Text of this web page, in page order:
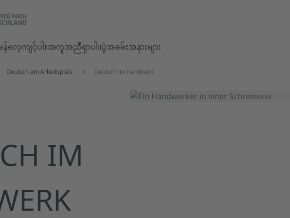
န်လေ့ကျင့်ပါ။အကူအညီရှာပါ။ပွဲအခမ်းအနားများ
Deutsch am Arbeitsplatz Deutsch im Handwerk
IM